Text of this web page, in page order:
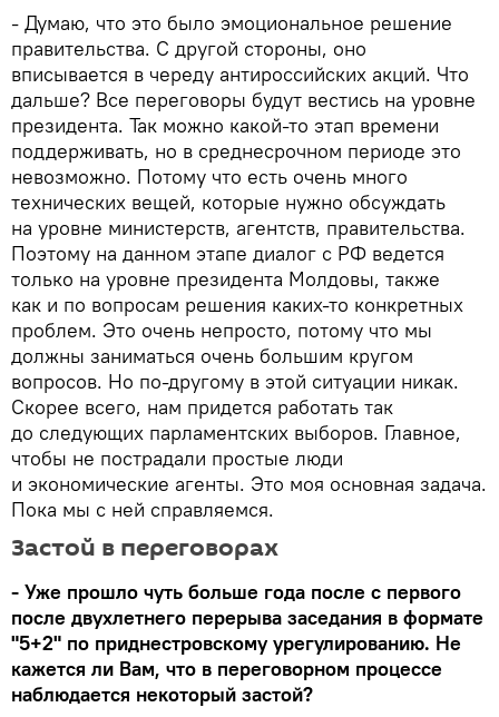
- Думаю, что это было эмоциональное решение
правительства. С другой стороны, оно
вписывается в череду антироссийских акций. Что
дальше? Все переговоры будут вестись на уровне
президента. Так можно какой-то этап времени
поддерживать, но в среднесрочном периоде это
невозможно. Потому что есть очень много
технических вещей, которые нужно обсуждать
на уровне министерств, агентств, правительства.
Поэтому на данном этапе диалог с РФ ведется
только на уровне президента Молдовы, также
как и по вопросам решения каких-то конкретных
проблем. Это очень непросто, потому что мы
должны заниматься очень большим кругом
вопросов. Но по-другому в этой ситуации никак.
Скорее всего, нам придется работать так
до следующих парламентских выборов. Главное,
чтобы не пострадали простые люди
и экономические агенты. Это моя основная задача.
Пока мы с ней справляемся.
Застой в переговорах
- Уже прошло чуть больше года после с первого
после двухлетнего перерыва заседания в формате
"5+2" по приднестровскому урегулированию. Не
кажется ли Вам, что в переговорном процессе
наблюдается некоторый застой?